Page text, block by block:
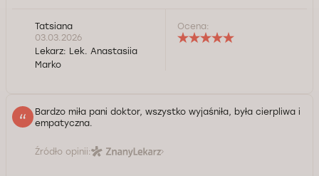
Tatsiana
03.03.2026
Lekarz: Lek. Anastasiia
Marko
Ocena:
Bardzo miła pani doktor, wszystko wyjaśniła, była cierpliwa i
empatyczna.
Źródło opinii: